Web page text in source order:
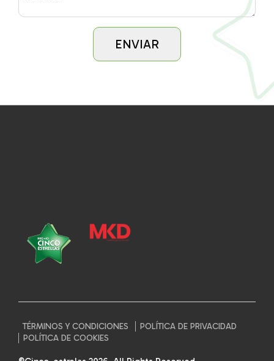
TÉRMINOS Y CONDICIONES
POLÍTICA DE PRIVACIDAD
POLÍTICA DE COOKIES